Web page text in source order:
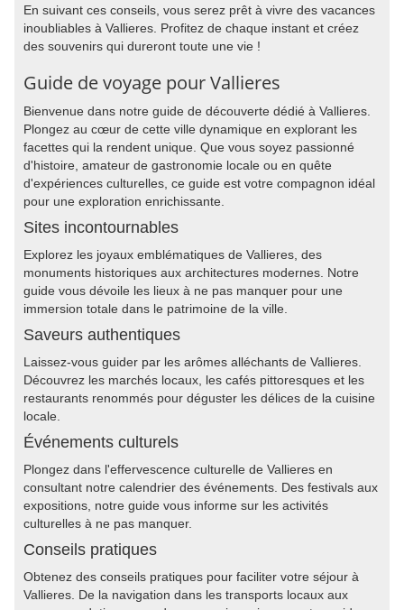
En suivant ces conseils, vous serez prêt à vivre des vacances
inoubliables à Vallieres. Profitez de chaque instant et créez
des souvenirs qui dureront toute une vie !
Guide de voyage pour Vallieres
Bienvenue dans notre guide de découverte dédié à Vallieres.
Plongez au cœur de cette ville dynamique en explorant les
facettes qui la rendent unique. Que vous soyez passionné
d'histoire, amateur de gastronomie locale ou en quête
d'expériences culturelles, ce guide est votre compagnon idéal
pour une exploration enrichissante.
Sites incontournables
Explorez les joyaux emblématiques de Vallieres, des
monuments historiques aux architectures modernes. Notre
guide vous dévoile les lieux à ne pas manquer pour une
immersion totale dans le patrimoine de la ville.
Saveurs authentiques
Laissez-vous guider par les arômes alléchants de Vallieres.
Découvrez les marchés locaux, les cafés pittoresques et les
restaurants renommés pour déguster les délices de la cuisine
locale.
Événements culturels
Plongez dans l'effervescence culturelle de Vallieres en
consultant notre calendrier des événements. Des festivals aux
expositions, notre guide vous informe sur les activités
culturelles à ne pas manquer.
Conseils pratiques
Obtenez des conseils pratiques pour faciliter votre séjour à
Vallieres. De la navigation dans les transports locaux aux